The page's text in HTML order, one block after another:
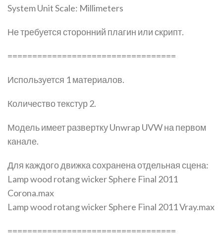
System Unit Scale: Millimeters
Не требуется сторонний плагин или скрипт.
==================================
Используется 1 материалов.
Количество текстур 2.
Модель имеет развертку Unwrap UVW на первом
канале.
Для каждого движка сохранена отдельная сцена:
Lamp wood rotang wicker Sphere Final 2011
Corona.max
Lamp wood rotang wicker Sphere Final 2011 Vray.max
==================================